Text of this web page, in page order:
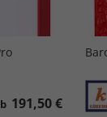
191,50 €